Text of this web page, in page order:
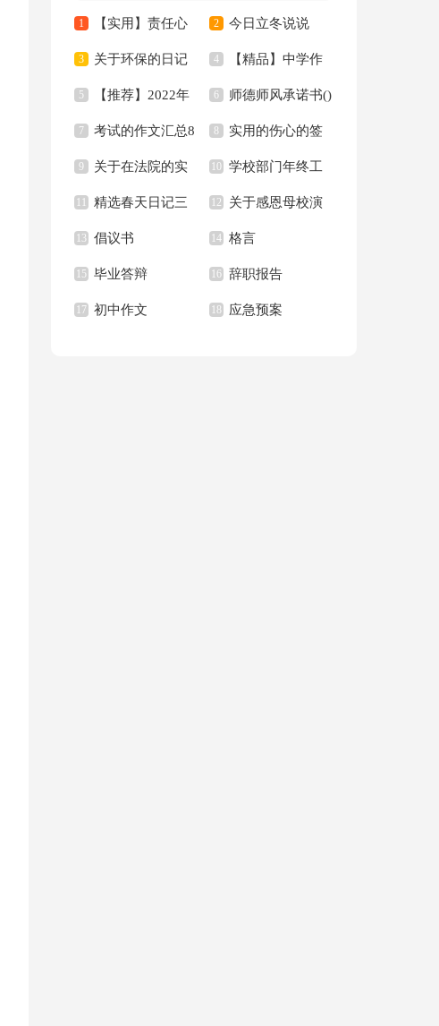
1 【实用】责任心
的演讲稿三篇
2 今日立冬说说
3 关于环保的日记
15篇
4 【精品】中学作
文汇编7篇
5 【推荐】2022年
人生格言警句汇编97
句
6 师德师风承诺书()
7 考试的作文汇总8
篇
8 实用的伤心的签
名锦集35句
9 关于在法院的实
习报告范文汇总八篇
10 学校部门年终工
作总结
11 精选春天日记三
篇
12 关于感恩母校演
讲稿汇总八篇
13 倡议书 14 格言
15 毕业答辩 16 辞职报告
17 初中作文 18 应急预案